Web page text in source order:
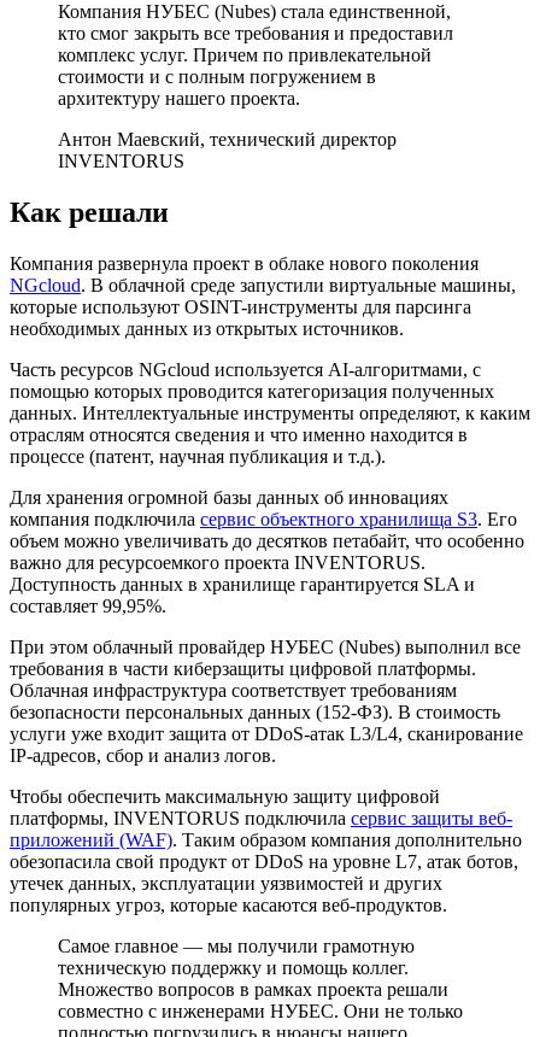
Компания НУБЕС (Nubes) стала единственной,
кто смог закрыть все требования и предоставил
комплекс услуг. Причем по привлекательной
стоимости и с полным погружением в
архитектуру нашего проекта.
Антон Маевский, технический директор
INVENTORUS
Как решали
Компания развернула проект в облаке нового поколения
NGcloud. В облачной среде запустили виртуальные машины,
которые используют OSINT-инструменты для парсинга
необходимых данных из открытых источников.
Часть ресурсов NGcloud используется AI-алгоритмами, с
помощью которых проводится категоризация полученных
данных. Интеллектуальные инструменты определяют, к каким
отраслям относятся сведения и что именно находится в
процессе (патент, научная публикация и т.д.).
Для хранения огромной базы данных об инновациях
компания подключила сервис объектного хранилища S3. Его
объем можно увеличивать до десятков петабайт, что особенно
важно для ресурсоемкого проекта INVENTORUS.
Доступность данных в хранилище гарантируется SLA и
составляет 99,95%.
При этом облачный провайдер НУБЕС (Nubes) выполнил все
требования в части киберзащиты цифровой платформы.
Облачная инфраструктура соответствует требованиям
безопасности персональных данных (152-ФЗ). В стоимость
услуги уже входит защита от DDoS-атак L3/L4, сканирование
IP-адресов, сбор и анализ логов.
Чтобы обеспечить максимальную защиту цифровой
платформы, INVENTORUS подключила сервис защиты веб-
приложений (WAF). Таким образом компания дополнительно
обезопасила свой продукт от DDoS на уровне L7, атак ботов,
утечек данных, эксплуатации уязвимостей и других
популярных угроз, которые касаются веб-продуктов.
Самое главное — мы получили грамотную
техническую поддержку и помощь коллег.
Множество вопросов в рамках проекта решали
совместно с инженерами НУБЕС. Они не только